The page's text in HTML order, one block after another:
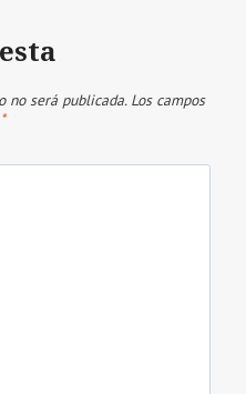
no será publicada. Los campos
*